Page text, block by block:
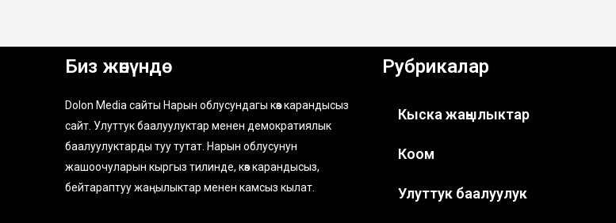
Биз жөнүндө
Dolon Media сайты Нарын облусундагы көз карандысыз
сайт. Улуттук баалуулуктар менен демократиялык
баалуулуктарды туу тутат. Нарын облусунун
жашоочуларын кыргыз тилинде, көз карандысыз,
бейтараптуу жаңылыктар менен камсыз кылат.
Рубрикалар
Кыска жаңылыктар
Коом
Улуттук баалуулук